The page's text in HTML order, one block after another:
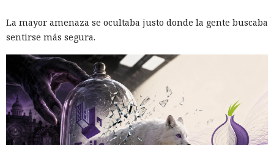
La mayor amenaza se ocultaba justo donde la gente buscaba
sentirse más segura.